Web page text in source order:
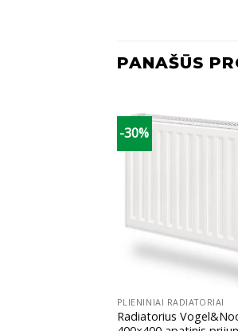
PANAŠŪS
-30%
PLIENINIAI RADIATORIAI
Radiatorius